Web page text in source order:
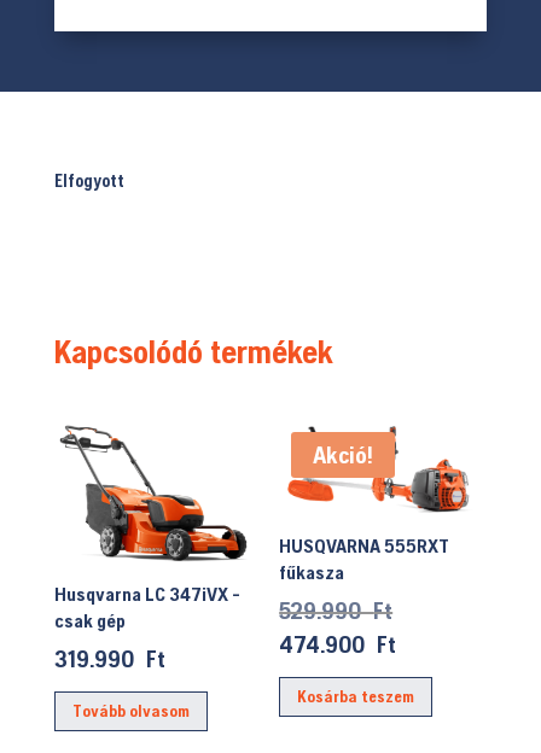
Elfogyott
Kapcsolódó termékek
Husqvarna LC 347iVX -
csak gép
319.990 Ft
Tovább olvasom
Akció!
HUSQVARNA 555RXT
fűkasza
529.990FtOriginal
price
was:
529.990 Ft.
474.900 Ft
price
is:
Kosárba teszem